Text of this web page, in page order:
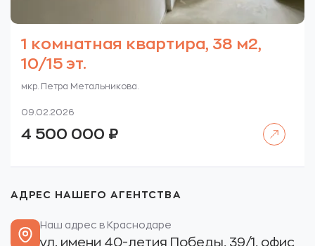
1 комнатная квартира, 38 м2,
10/15 эт.
мкр. Петра Метальникова.
09.02.2026
4 500 000 ₽
АДРЕС НАШЕГО АГЕНТСТВА
Наш адрес в Краснодаре
ул. имени 40-летия Победы, 39/1, офис